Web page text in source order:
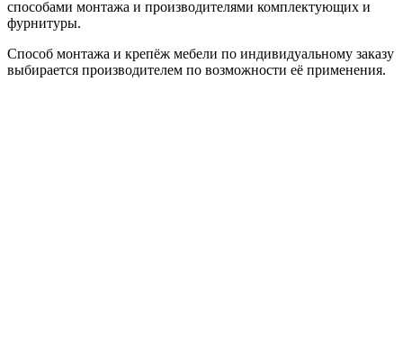
способами монтажа и производителями комплектующих и
фурнитуры.
Способ монтажа и крепёж мебели по индивидуальному заказу
выбирается производителем по возможности её применения.